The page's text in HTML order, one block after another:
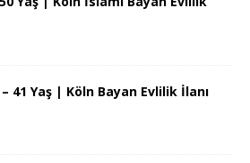
41 Yaş | Köln Bayan Evlilik İlanı